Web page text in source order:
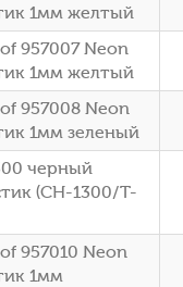
1мм желтый
957007 Neon
1мм желтый
957008 Neon
1мм зеленый
черный
(CH-1300/T-
957010 Neon
1мм